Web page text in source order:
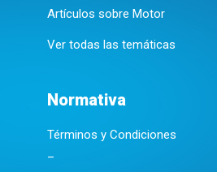
Artículos sobre Motor
Ver todas las temáticas
Normativa
Términos y Condiciones
–